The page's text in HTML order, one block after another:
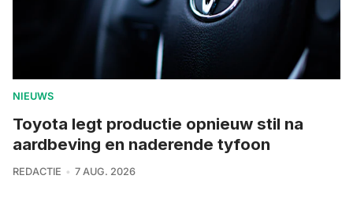
NIEUWS
Toyota legt productie opnieuw stil na
aardbeving en naderende tyfoon
REDACTIE 7 AUG. 2026